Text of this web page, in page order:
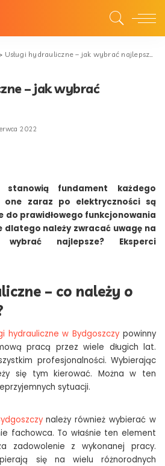
Usługi hydrauliczne – jak wybrać najlepsze?
– jak wybrać
2022
stanowią fundament każdego
one zaraz po elektryczności są
do prawidłowego funkcjonowania
dlatego należy zwracać uwagę na
najlepsze? Eksperci
– co należy o
hydrauliczne w Bydgoszczy powinny
pracą przez wiele długich lat.
profesjonalności. Wybierając
się tym kierować. Można w ten
sytuacji.
należy również wybierać w
fachowca. To właśnie ten element
zadowolenie z wykonanej pracy.
się na wielu różnorodnych